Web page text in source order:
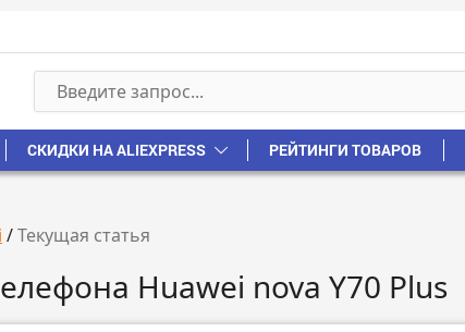
СКИДКИ НА ALIEXPRESS РЕЙТИНГИ ТОВАРОВ
/Текущая статья
Huawei nova Y70 Plus